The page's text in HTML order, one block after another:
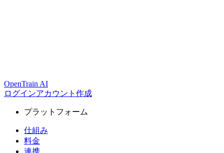
OpenTrain AI
ログインアカウント作成
プラットフォーム
仕組み
料金